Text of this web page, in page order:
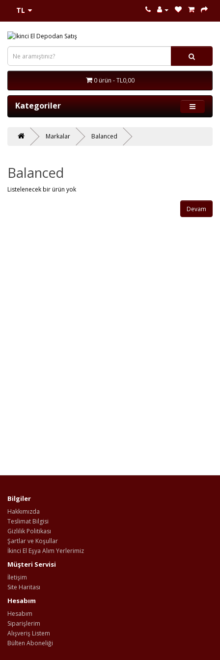
TL
0 ürün - TL0,00
Kategoriler
Markalar Balanced
Balanced
Listelenecek bir ürün yok
Devam
Bilgiler
Hakkımızda
Teslimat Bilgisi
Gizlilik Politikası
Şartlar ve Koşullar
İkinci El Eşya Alım Yerlerimiz
Müşteri Servisi
İletişim
Site Haritası
Hesabım
Hesabım
Siparişlerim
Alışveriş Listem
Bülten Aboneliği